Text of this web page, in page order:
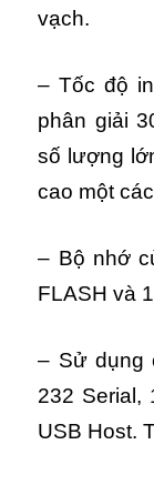
vạch.
– Tốc độ
phân giải
số lượng
cao một
– Bộ nhớ
FLASH và
– Sử dụng
232 Serial,
USB Host.